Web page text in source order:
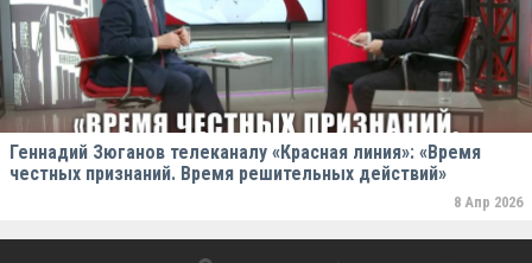
Геннадий Зюганов телеканалу «Красная линия»: «Время
честных признаний. Время решительных действий»
8 Апр 2026